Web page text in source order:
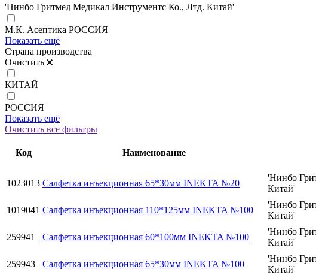
'Нинбо Гритмед Медикал Инструментс Ко., Лтд. Китай'
М.К. Асептика РОССИЯ
Показать ещё
Страна производства
Очистить
КИТАЙ
РОССИЯ
Показать ещё
Очистить все фильтры
Код Наименование
1023013 Салфетка инъекционная 65*30мм INEKTA №20
'Нинбо
Китай'
1019041 Салфетка инъекционная 110*125мм INEKTA №100
'Нинбо
Китай'
259941 Салфетка инъекционная 60*100мм INEKTA №100
'Нинбо
Китай'
259943 Салфетка инъекционная 65*30мм INEKTA №100
'Нинбо
Китай'